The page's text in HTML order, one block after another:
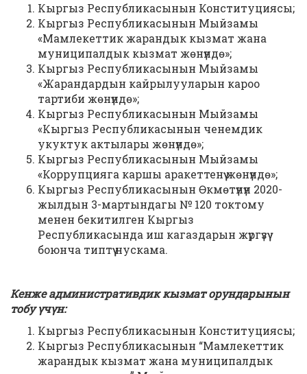
Кыргыз Республикасынын Конституциясы;
Кыргыз Республикасынын Мыйзамы
«Мамлекеттик жарандык кызмат жана
муниципалдык кызмат жөнүндө»;
Кыргыз Республикасынын Мыйзамы
«Жарандардын кайрылууларын кароо
тартиби жөнүндө»;
Кыргыз Республикасынын Мыйзамы
«Кыргыз Республикасынын ченемдик
укуктук актылары жөнүндө»;
Кыргыз Республикасынын Мыйзамы
«Коррупцияга каршы аракеттенүү жөнүндө»;
Кыргыз Республикасынын Өкмөтүнүн 2020-
жылдын 3-мартындагы № 120 токтому
менен бекитилген Кыргыз
Республикасында иш кагаздарын жүргүзүү
боюнча типтүү нускама.
Кенже административдик кызмат орундарынын
тобу үчүн:
Кыргыз Республикасынын Конституциясы;
Кыргыз Республикасынын “Мамлекеттик
жарандык кызмат жана муниципалдык